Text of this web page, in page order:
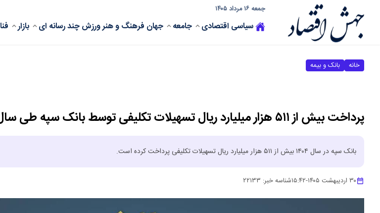
جمعه ۱۶ مرداد ۱۴۰۵
سیاسی اقتصادی جامعه جهان فرهنگ و هنرورزشچند رسانه ای بازار
خانه بانک و بیمه
پرداخت بیش از ۵۱۱ هزار میلیارد ریال تسهیلات تکلیفی توسط بانک سپه طی سال ۱۴۰۴
بانک سپه در سال ۱۴۰۴ بیش از ۵۱۱ هزار میلیارد ریال تسهیلات تکلیفی پرداخت کرده است.
۳۰ اردیبهشت ۱۴۰۵ -۱۵:۴۲شناسه خبر: ۲۲۱۳۳